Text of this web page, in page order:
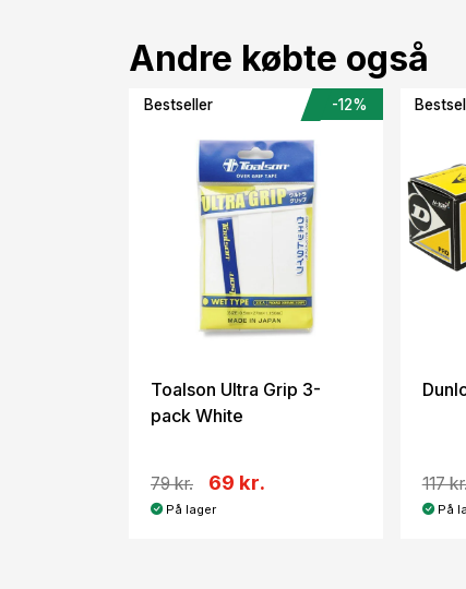
Andre købte også
Bestseller -12%
Toalson Ultra Grip 3-
pack White
79 kr. 69 kr.
På lager
117
På